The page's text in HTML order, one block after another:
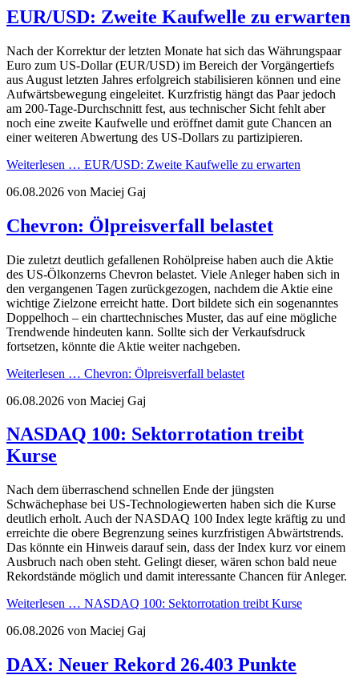
EUR/USD: Zweite Kaufwelle zu erwarten
Nach der Korrektur der letzten Monate hat sich das Währungspaar
Euro zum US-Dollar (EUR/USD) im Bereich der Vorgängertiefs
aus August letzten Jahres erfolgreich stabilisieren können und eine
Aufwärtsbewegung eingeleitet. Kurzfristig hängt das Paar jedoch
am 200-Tage-Durchschnitt fest, aus technischer Sicht fehlt aber
noch eine zweite Kaufwelle und eröffnet damit gute Chancen an
einer weiteren Abwertung des US-Dollars zu partizipieren.
Weiterlesen … EUR/USD: Zweite Kaufwelle zu erwarten
06.08.2026 von Maciej Gaj
Chevron: Ölpreisverfall belastet
Die zuletzt deutlich gefallenen Rohölpreise haben auch die Aktie
des US-Ölkonzerns Chevron belastet. Viele Anleger haben sich in
den vergangenen Tagen zurückgezogen, nachdem die Aktie eine
wichtige Zielzone erreicht hatte. Dort bildete sich ein sogenanntes
Doppelhoch – ein charttechnisches Muster, das auf eine mögliche
Trendwende hindeuten kann. Sollte sich der Verkaufsdruck
fortsetzen, könnte die Aktie weiter nachgeben.
Weiterlesen … Chevron: Ölpreisverfall belastet
06.08.2026 von Maciej Gaj
NASDAQ 100: Sektorrotation treibt
Kurse
Nach dem überraschend schnellen Ende der jüngsten
Schwächephase bei US-Technologiewerten haben sich die Kurse
deutlich erholt. Auch der NASDAQ 100 Index legte kräftig zu und
erreichte die obere Begrenzung seines kurzfristigen Abwärtstrends.
Das könnte ein Hinweis darauf sein, dass der Index kurz vor einem
Ausbruch nach oben steht. Gelingt dieser, wären schon bald neue
Rekordstände möglich und damit interessante Chancen für Anleger.
Weiterlesen … NASDAQ 100: Sektorrotation treibt Kurse
06.08.2026 von Maciej Gaj
DAX: Neuer Rekord 26.403 Punkte